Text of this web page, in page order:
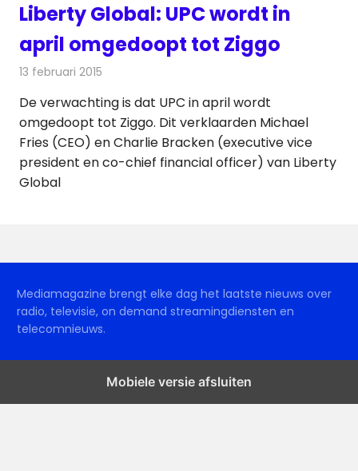
Liberty Global: UPC wordt in
april omgedoopt tot Ziggo
13 februari 2015
De verwachting is dat UPC in april wordt
omgedoopt tot Ziggo. Dit verklaarden Michael
Fries (CEO) en Charlie Bracken (executive vice
president en co-chief financial officer) van Liberty
Global
Mediamagazine brengt elke dag het laatste nieuws over
radio, televisie, on demand streamingdiensten en
telecomnieuws.
Mobiele versie afsluiten